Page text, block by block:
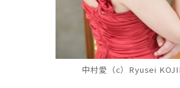
中村愛（c）Ryusei